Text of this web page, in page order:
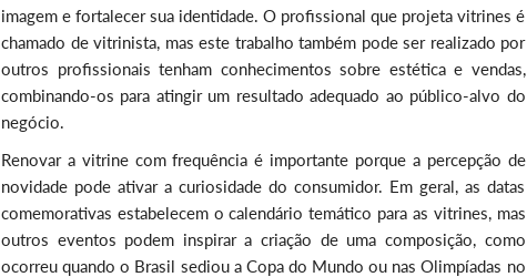
imagem e fortalecer sua identidade. O profissional que projeta vitrines é
chamado de vitrinista, mas este trabalho também pode ser realizado por
outros profissionais tenham conhecimentos sobre estética e vendas,
combinando-os para atingir um resultado adequado ao público-alvo do
negócio.
Renovar a vitrine com frequência é importante porque a percepção de
novidade pode ativar a curiosidade do consumidor. Em geral, as datas
comemorativas estabelecem o calendário temático para as vitrines, mas
outros eventos podem inspirar a criação de uma composição, como
ocorreu quando o Brasil sediou a Copa do Mundo ou nas Olimpíadas no